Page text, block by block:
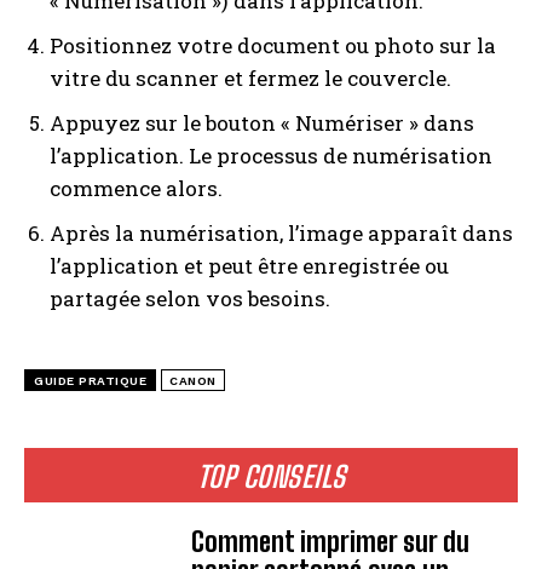
TOP CONSEILS
Comment imprimer sur du
Positionnez votre document ou photo sur la
vitre du scanner et fermez le couvercle.
Appuyez sur le bouton « Numériser » dans
l’application. Le processus de numérisation
commence alors.
Après la numérisation, l’image apparaît dans
l’application et peut être enregistrée ou
partagée selon vos besoins.
GUIDE PRATIQUE CANON